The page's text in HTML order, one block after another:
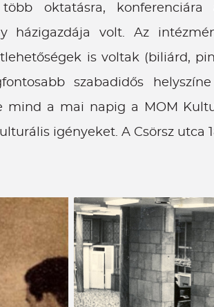
oktatásra,
házigazdája volt. Az
is voltak (biliárd,
szabadidős
mind a mai napig a MOM
igényeket. A Csörsz utca